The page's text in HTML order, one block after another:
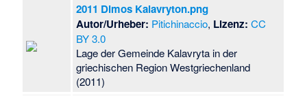
2011 Dimos Kalavryton.png
Autor/Urheber: Pitichinaccio, Lizenz: CC
BY 3.0
Lage der Gemeinde Kalavryta in der
griechischen Region Westgriechenland
(2011)